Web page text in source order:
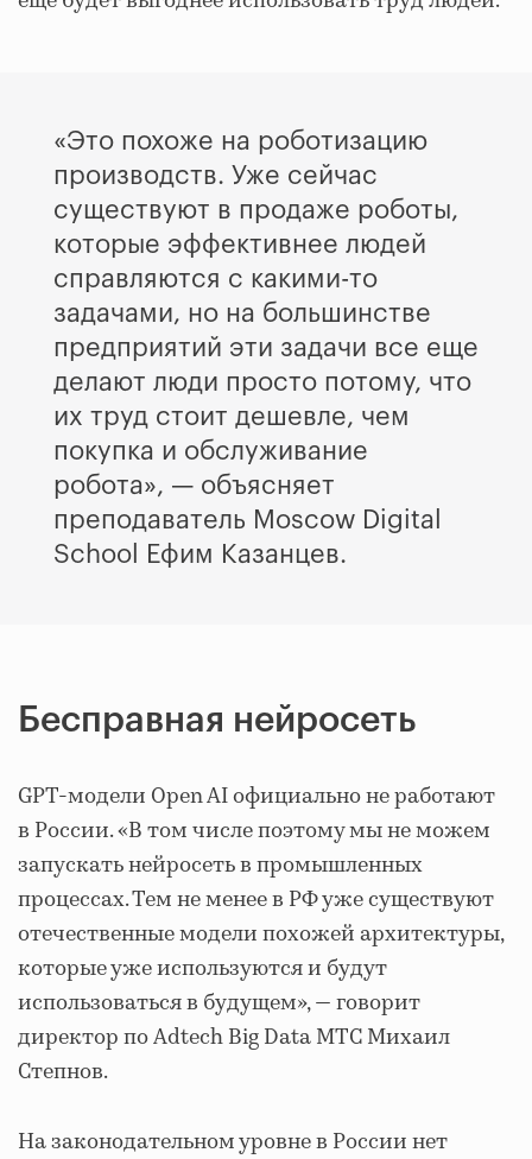
«Это похоже на роботизацию
производств. Уже сейчас
существуют в продаже роботы,
которые эффективнее людей
справляются с какими-то
задачами, но на большинстве
предприятий эти задачи все еще
делают люди просто потому, что
их труд стоит дешевле, чем
покупка и обслуживание
робота», — объясняет
преподаватель Moscow Digital
School Ефим Казанцев.
Бесправная нейросеть
GPT-модели Open AIофициально не работают
в России. «В том числе поэтому мы не можем
запускать нейросеть в промышленных
процессах. Тем не менее в РФ уже существуют
отечественные модели похожей архитектуры,
которые уже используются и будут
использоваться в будущем», — говорит
директор по Adtech Big Data МТС Михаил
Степнов.
На законодательном уровне в России нет